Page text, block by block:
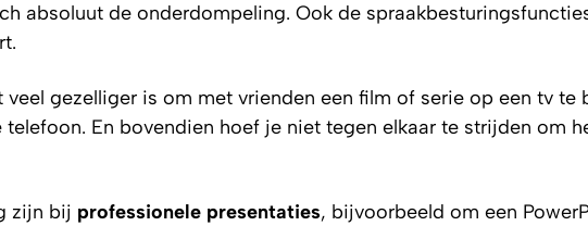
absoluut de onderdompeling. Ook de
gezelliger is om met vrienden een film of serie op een tv te
En bovendien hoef je niet tegen elkaar te strijden om
zijn bij professionele presentaties, bijvoorbeeld om een